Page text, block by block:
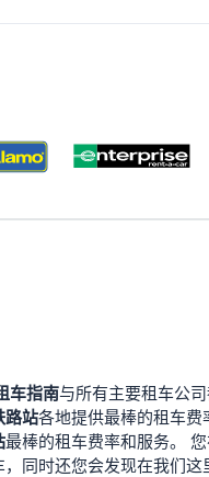
车指南与所有主要租车公
路站各地提供最棒的租车
最棒的租车费率和服务。
，同时还您会发现在我们这